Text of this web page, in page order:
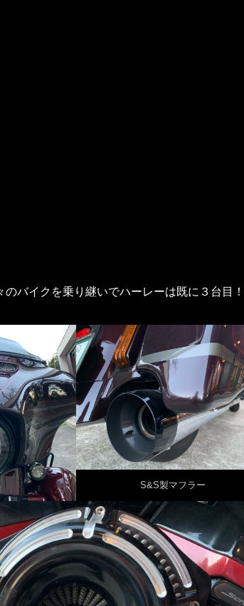
バイクを乗り継いでハーレーは既に３台目！
S&S製マフラー